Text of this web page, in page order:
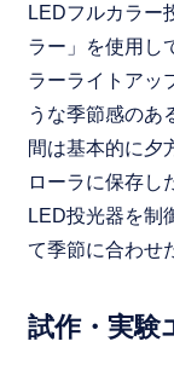
LEDフルカラー
ラー」を使用し
ラーライトアッ
うな季節感のあ
間は基本的に夕
ローラに保存し
LED投光器を制
て季節に合わせ
試作・実験